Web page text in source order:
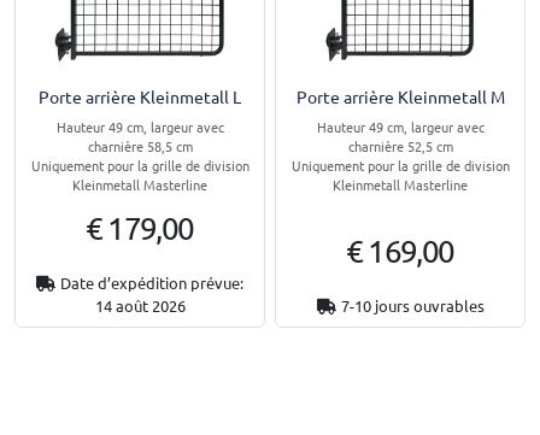
Porte arrière Kleinmetall L
Hauteur 49 cm, largeur avec
charnière 58,5 cm
Uniquement pour la grille de division
Kleinmetall Masterline
€ 179,00
Date d’expédition prévue:
14 août 2026
Porte arrière Kleinmetall M
Hauteur 49 cm, largeur avec
charnière 52,5 cm
Uniquement pour la grille de division
Kleinmetall Masterline
€ 169,00
7-10 jours ouvrables